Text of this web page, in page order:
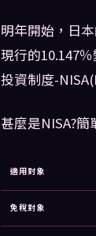
明年開始，日
現行的10.147
投資制度-
甚麼是NISA?
適用對象
免稅對象